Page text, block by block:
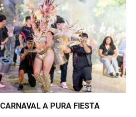
A PURA FIESTA